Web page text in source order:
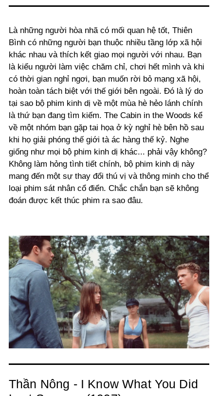
Là những người hòa nhã có mối quan hệ tốt, Thiên
Bình có những người bạn thuộc nhiều tầng lớp xã hội
khác nhau và thích kết giao mọi người với nhau. Bạn
là kiểu người làm việc chăm chỉ, chơi hết mình và khi
có thời gian nghỉ ngơi, bạn muốn rời bỏ mạng xã hội,
hoàn toàn tách biệt với thế giới bên ngoài. Đó là lý do
tại sao bộ phim kinh dị về một mùa hè hẻo lánh chính
là thứ bạn đang tìm kiếm. The Cabin in the Woods kể
về một nhóm bạn gặp tai họa ở kỳ nghỉ hè bên hồ sau
khi họ giải phóng thế giới tà ác hàng thế kỷ. Nghe
giống như mọi bộ phim kinh dị khác... phải vậy không?
Không làm hỏng tình tiết chính, bộ phim kinh dị này
mang đến một sự thay đổi thú vị và thông minh cho thể
loại phim sát nhân cổ điển. Chắc chắn bạn sẽ không
đoán được kết thúc phim ra sao đâu.
Thần Nông - I Know What You Did